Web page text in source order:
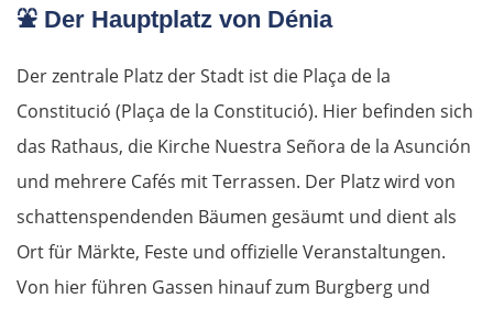
⛲ Der Hauptplatz von Dénia
Der zentrale Platz der Stadt ist die Plaça de la
Constitució (Plaça de la Constitució). Hier befinden sich
das Rathaus, die Kirche Nuestra Señora de la Asunción
und mehrere Cafés mit Terrassen. Der Platz wird von
schattenspendenden Bäumen gesäumt und dient als
Ort für Märkte, Feste und offizielle Veranstaltungen.
Von hier führen Gassen hinauf zum Burgberg und